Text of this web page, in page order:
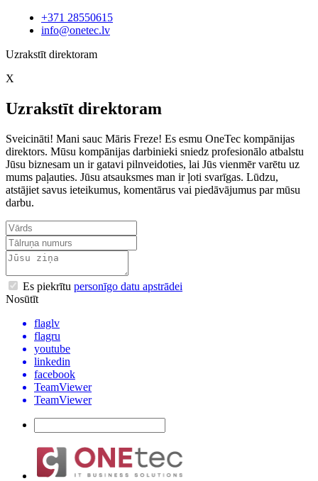
+371 28550615
info@onetec.lv
Uzrakstīt direktoram
X
Uzrakstīt direktoram
Sveicināti! Mani sauc Māris Freze! Es esmu OneTec kompānijas
direktors. Mūsu kompānijas darbinieki sniedz profesionālo atbalstu
Jūsu biznesam un ir gatavi pilnveidoties, lai Jūs vienmēr varētu uz
mums paļauties. Jūsu atsauksmes man ir ļoti svarīgas. Lūdzu,
atstājiet savus ieteikumus, komentārus vai piedāvājumus par mūsu
darbu.
Es piekrītu personīgo datu apstrādei
Nosūtīt
flaglv
flagru
youtube
linkedin
facebook
TeamViewer
TeamViewer